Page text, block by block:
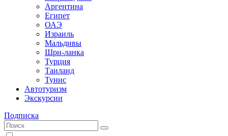
Аргентина
Египет
ОАЭ
Израиль
Мальдивы
Шри-ланка
Турция
Таиланд
Тунис
Автотуризм
Экскурсии
Подписка